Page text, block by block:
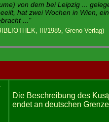
von dem bei Leipzig ...
hat zwei Wochen in Wien,
..."
III/1985, Greno-Verlag)
Die Beschreibung des
endet an deutschen